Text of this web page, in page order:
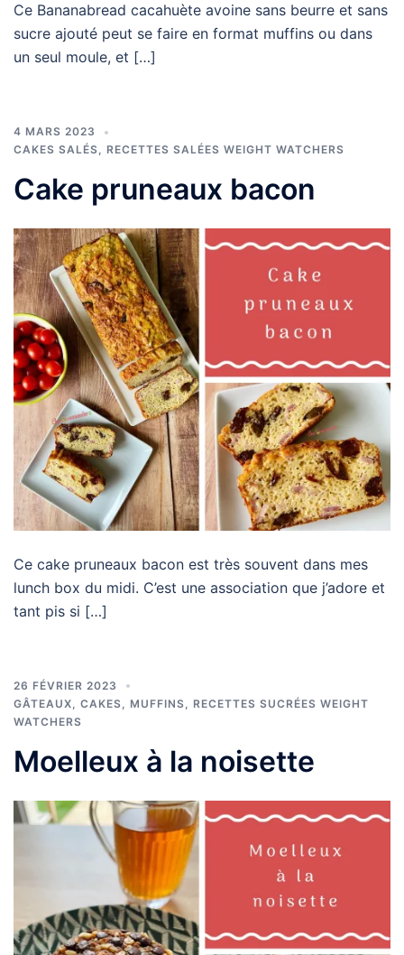
Ce Bananabread cacahuète avoine sans beurre et sans
sucre ajouté peut se faire en format muffins ou dans
un seul moule, et […]
4 MARS 2023
CAKES SALÉS, RECETTES SALÉES WEIGHT WATCHERS
Cake pruneaux bacon
Ce cake pruneaux bacon est très souvent dans mes
lunch box du midi. C’est une association que j’adore et
tant pis si […]
26 FÉVRIER 2023
GÂTEAUX, CAKES, MUFFINS
RECETTES SUCRÉES WEIGHT
WATCHERS
Moelleux à la noisette